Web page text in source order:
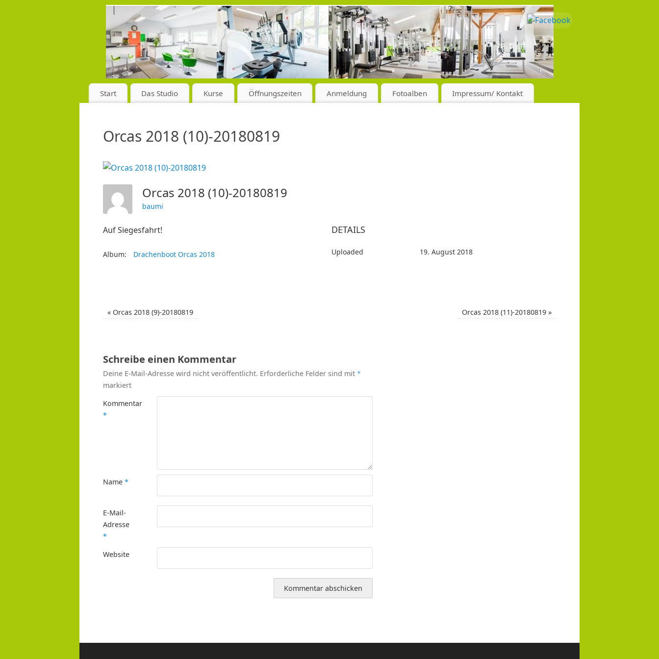
Start Das Studio Kurse Öffnungszeiten Anmeldung Fotoalben Impressum/ Kontakt
Orcas 2018 (10)-20180819
Orcas 2018 (10)-20180819
baumi
Auf Siegesfahrt!
Album: Drachenboot Orcas 2018
DETAILS
Uploaded 19. August 2018
« Orcas 2018 (9)-20180819 Orcas 2018 (11)-20180819 »
Schreibe einen Kommentar
Deine E-Mail-Adresse wird nicht veröffentlicht. Erforderliche Felder sind mit *
markiert
Kommentar
*
Name *
E-Mail-
Adresse
*
Website